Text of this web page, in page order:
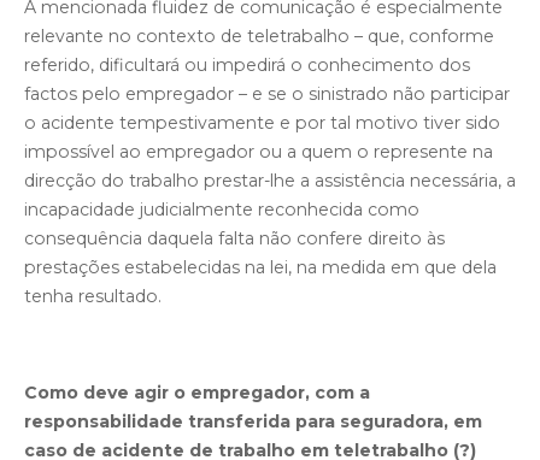
A mencionada fluidez de comunicação é especialmente
relevante no contexto de teletrabalho – que, conforme
referido, dificultará ou impedirá o conhecimento dos
factos pelo empregador – e se o sinistrado não participar
o acidente tempestivamente e por tal motivo tiver sido
impossível ao empregador ou a quem o represente na
direcção do trabalho prestar-lhe a assistência necessária, a
incapacidade judicialmente reconhecida como
consequência daquela falta não confere direito às
prestações estabelecidas na lei, na medida em que dela
tenha resultado.
Como deve agir o empregador, com a
responsabilidade transferida para seguradora, em
caso de acidente de trabalho em teletrabalho (?)